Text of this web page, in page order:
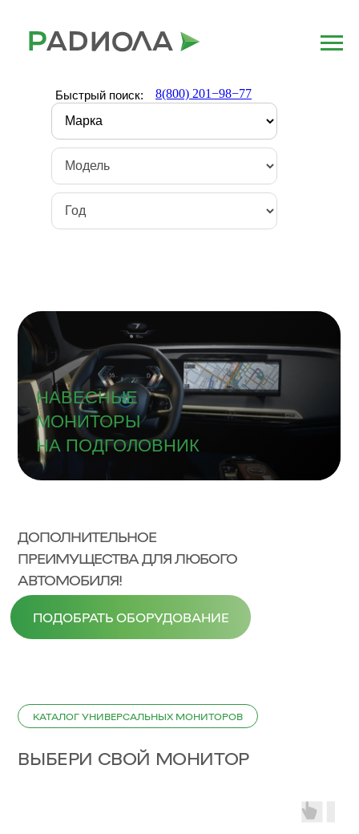
Быстрый поиск: 8(800) 201−98−77
НАВЕСНЫЕ
МОНИТОРЫ
НА ПОДГОЛОВНИК
ДОПОЛНИТЕЛЬНОЕ
ПРЕИМУЩЕСТВА ДЛЯ ЛЮБОГО
АВТОМОБИЛЯ!
ПОДОБРАТЬ ОБОРУДОВАНИЕ
ВЫБЕРИ СВОЙ МОНИТОР
КАТАЛОГ УНИВЕРСАЛЬНЫХ МОНИТОРОВ